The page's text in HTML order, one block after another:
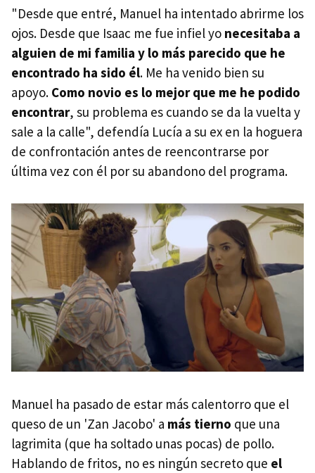
"Desde que entré, Manuel ha intentado abrirme los
ojos. Desde que Isaac me fue infiel yo necesitaba a
alguien de mi familia y lo más parecido que he
encontrado ha sido él. Me ha venido bien su
apoyo. Como novio es lo mejor que me he podido
encontrar, su problema es cuando se da la vuelta y
sale a la calle", defendía Lucía a su ex en la hoguera
de confrontación antes de reencontrarse por
última vez con él por su abandono del programa.
Manuel ha pasado de estar más calentorro que el
queso de un 'Zan Jacobo' a más tierno que una
lagrimita (que ha soltado unas pocas) de pollo.
Hablando de fritos, no es ningún secreto que el